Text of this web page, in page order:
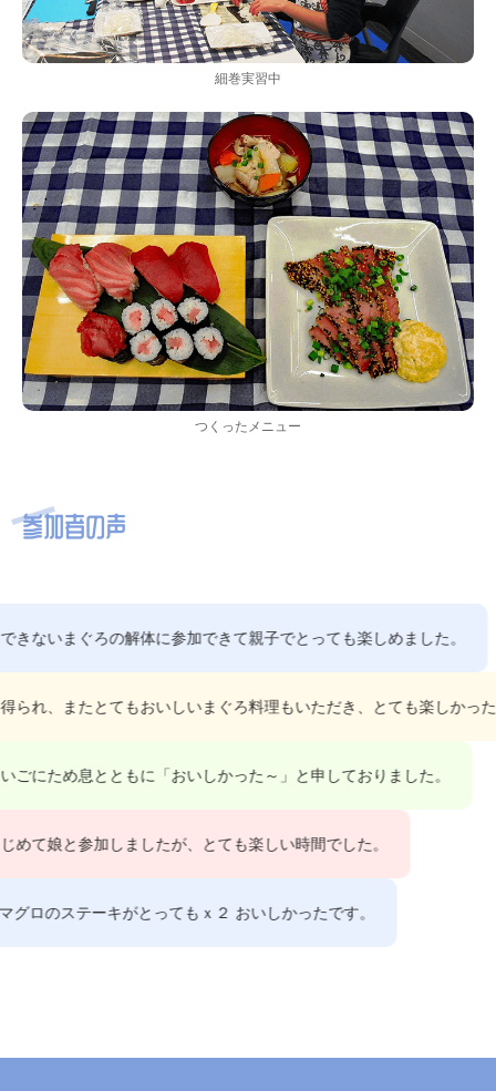
細巻実習中
つくったメニュー
参加者の声
きないまぐろの解体に参加できて親子でとっても楽しめました。
られ、またとてもおいしいまぐろ料理もいただき、とても楽しかった
ごにため息とともに「おいしかった～」と申しておりました。
めて娘と参加しましたが、とても楽しい時間でした。
グロのステーキがとってもｘ２ おいしかったです。